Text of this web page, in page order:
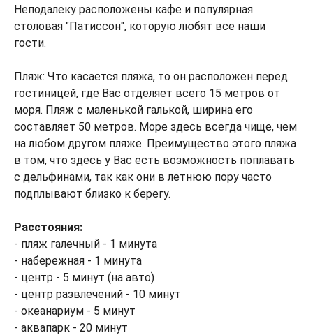
Неподалеку расположены кафе и популярная
столовая "Патиссон", которую любят все наши
гости.
Пляж: Что касается пляжа, то он расположен перед
гостиницей, где Вас отделяет всего 15 метров от
моря. Пляж с маленькой галькой, ширина его
составляет 50 метров. Море здесь всегда чище, чем
на любом другом пляже. Преимущество этого пляжа
в том, что здесь у Вас есть возможность поплавать
с дельфинами, так как они в летнюю пору часто
подплывают близко к берегу.
Расстояния:
- пляж галечный - 1 минута
- набережная - 1 минута
- центр - 5 минут (на авто)
- центр развлечений - 10 минут
- океанариум - 5 минут
- аквапарк - 20 минут